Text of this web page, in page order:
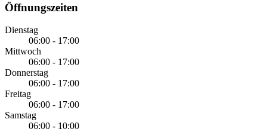
Öffnungszeiten
Dienstag
06:00 - 17:00
Mittwoch
06:00 - 17:00
Donnerstag
06:00 - 17:00
Freitag
06:00 - 17:00
Samstag
06:00 - 10:00